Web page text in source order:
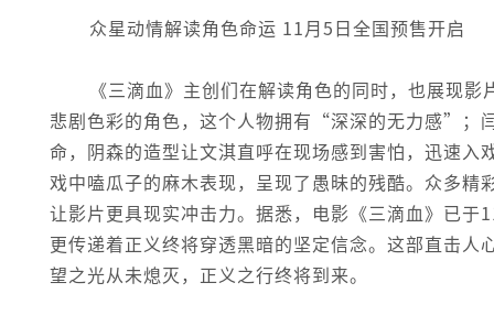
众星动情解读角色命运 11月5日全国预售开启
《三滴血》主创们在解读角色的同时，也展现
悲剧色彩的角色，这个人物拥有“深深的无力感”；
命，阴森的造型让文淇直呼在现场感到害怕，迅速
戏中嗑瓜子的麻木表现，呈现了愚昧的残酷。众多
让影片更具现实冲击力。据悉，电影《三滴血》已
更传递着正义终将穿透黑暗的坚定信念。这部直击
望之光从未熄灭，正义之行终将到来。